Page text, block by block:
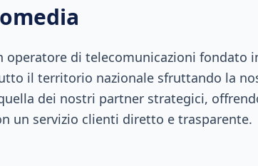
operatore di telecomunicazioni fondato
il territorio nazionale sfruttando la
dei nostri partner strategici,
un servizio clienti diretto e trasparente.